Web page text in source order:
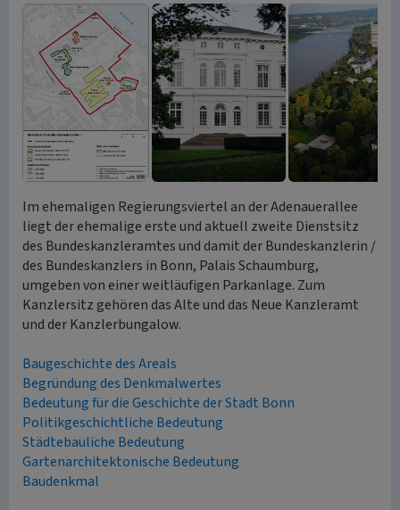
Im ehemaligen Regierungsviertel an der Adenauerallee
liegt der ehemalige erste und aktuell zweite Dienstsitz
des Bundeskanzleramtes und damit der Bundeskanzlerin /
des Bundeskanzlers in Bonn, Palais Schaumburg,
umgeben von einer weitläufigen Parkanlage. Zum
Kanzlersitz gehören das Alte und das Neue Kanzleramt
und der Kanzlerbungalow.
Baugeschichte des Areals
Begründung des Denkmalwertes
Bedeutung für die Geschichte der Stadt Bonn
Politikgeschichtliche Bedeutung
Städtebauliche Bedeutung
Gartenarchitektonische Bedeutung
Baudenkmal